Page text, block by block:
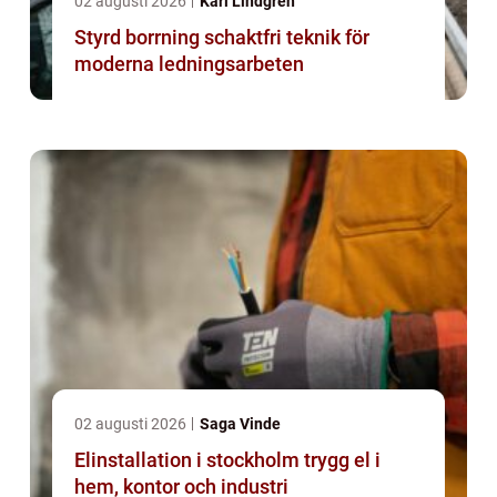
Styrd borrning schaktfri teknik för
moderna ledningsarbeten
02 augusti 2026 Saga Vinde
Elinstallation i stockholm trygg el i
hem, kontor och industri